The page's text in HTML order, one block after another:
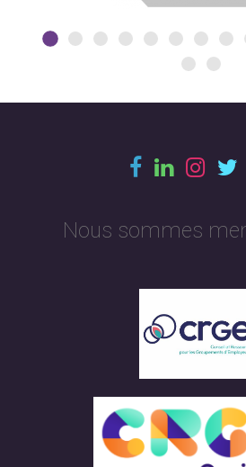
Nous sommes